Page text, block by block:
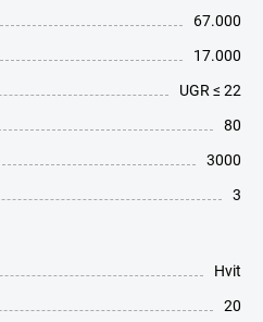
67.000
17.000
UGR ≤ 22
80
3000
3
Hvit
20